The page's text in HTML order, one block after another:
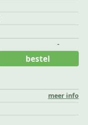
-
meer info
bestel